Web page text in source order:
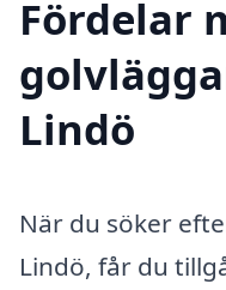
Fördelar
Lindö
När du söker
Lindö, får du